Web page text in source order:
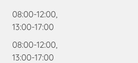
08:00-12:00,
13:00-17:00
08:00-12:00,
13:00-17:00